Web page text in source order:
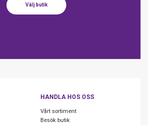
Välj butik
HANDLA HOS OSS
Vårt sortiment
Besök butik